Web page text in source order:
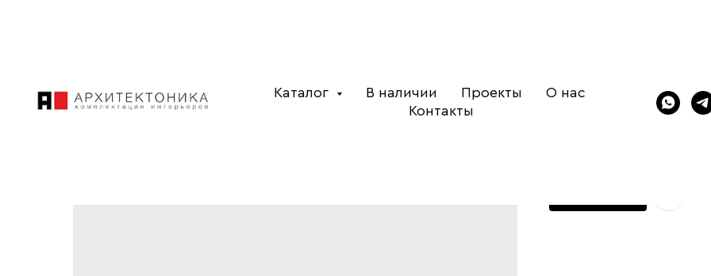
Каталог В наличии Проекты
О нас
Контакты
Стул Toto X